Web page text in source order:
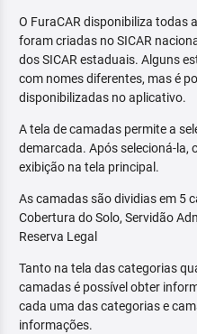
O FuraCAR disponibiliza todas
foram criadas no SICAR
dos SICAR estaduais. Alguns
com nomes diferentes, mas é
disponibilizadas no aplicativo.
A tela de camadas permite a
demarcada. Após selecioná-la,
exibição na tela principal.
As camadas são dividias em 5
Cobertura do Solo, Servidão
Reserva Legal
Tanto na tela das categorias
camadas é possível obter
cada uma das categorias e
informações.